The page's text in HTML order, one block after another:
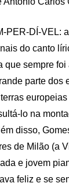
PER-DÍ-VEL:
do canto
que sempre
parte dos
lo na
disso,
de Milão (a
e jovem
feliz e se